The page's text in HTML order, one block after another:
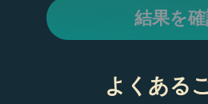
結果を
よくある